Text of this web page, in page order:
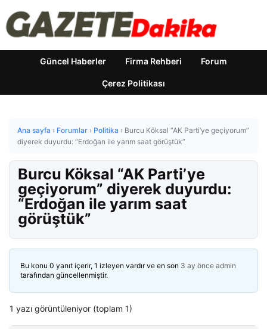
Güncel Haberler Firma Rehberi Forum
Çerez Politikası
Ana sayfa › Forumlar › Politika › Burcu Köksal “AK Parti’ye geçiyorum”
diyerek duyurdu: “Erdoğan ile yarım saat görüştük”
Burcu Köksal “AK Parti’ye
geçiyorum” diyerek duyurdu:
“Erdoğan ile yarım saat
görüştük”
Bu konu 0 yanıt içerir, 1 izleyen vardır ve en son 3 ay önce admin
tarafından güncellenmiştir.
1 yazı görüntüleniyor (toplam 1)